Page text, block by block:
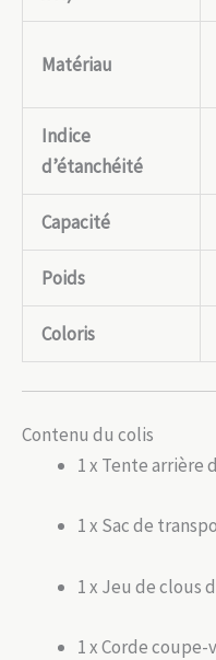
Matériau
Indice
d’étanchéité
Capacité
Poids
Coloris
Contenu du colis
1 x Tente arrière
1 x Sac de
1 x Jeu de clous
1 x Corde coupe-